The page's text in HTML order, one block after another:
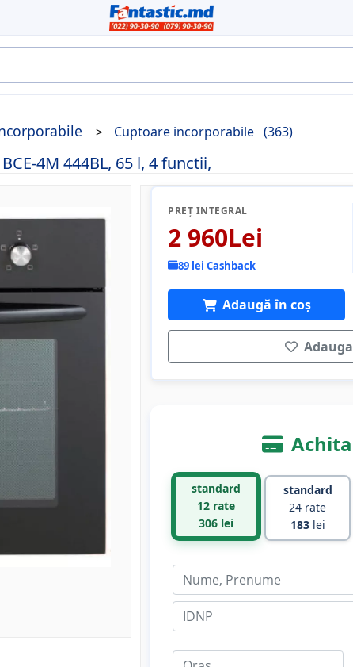
Cuptoare incorporabile (363)
4M 444BL, 65 l, 4 functii,
PREȚ INTEGRAL
2 960Lei
89 lei Cashback
Adaugă în coș
standard
12 rate
306lei
standard
24 rate
183lei